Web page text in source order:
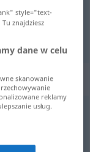
style="text-
znajdziesz
dane w celu
skanowanie
reklamy
usług.